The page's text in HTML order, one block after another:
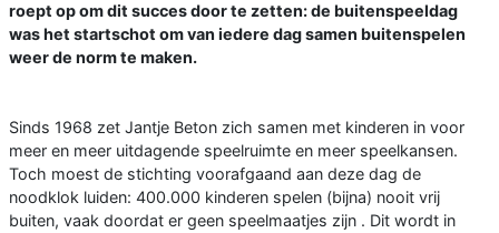
roept op om dit succes door te zetten: de buitenspeeldag
was het startschot om van iedere dag samen buitenspelen
weer de norm te maken.
Sinds 1968 zet Jantje Beton zich samen met kinderen in voor
meer en meer uitdagende speelruimte en meer speelkansen.
Toch moest de stichting voorafgaand aan deze dag de
noodklok luiden: 400.000 kinderen spelen (bijna) nooit vrij
buiten, vaak doordat er geen speelmaatjes zijn . Dit wordt in